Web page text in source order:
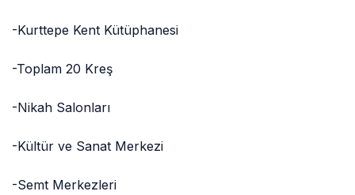
-Kurttepe Kent Kütüphanesi
-Toplam 20 Kreş
-Nikah Salonları
-Kültür ve Sanat Merkezi
-Semt Merkezleri